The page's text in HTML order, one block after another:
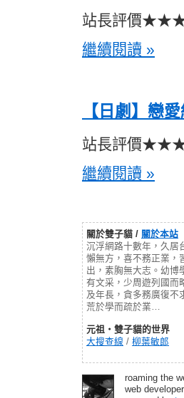
站長評價
繼續閱讀 »
【日劇】戀
站長評價
繼續閱讀 »
關於雙子貓 / 關於本站
沉浮網路十數年，久居
懶無方，喜不務正業，
出，素胸無大志。幼博
有文采，少周遊列國而
及年長，貪多務廣復不
荒於學而疏於業…
元祖‧雙子貓的世界
大搜查線 / 柳葉敏郎
roaming the
web